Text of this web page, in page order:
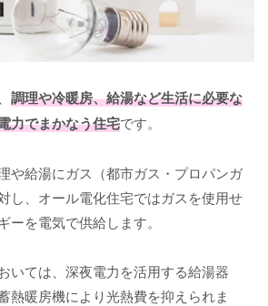
調理や冷暖房、給湯など生活に必要な
力でまかなう住宅です。
や給湯にガス（都市ガス・プロパンガ
し、オール電化住宅ではガスを使用せ
ーを電気で供給します。
いては、深夜電力を活用する給湯器
熱暖房機により光熱費を抑えられま